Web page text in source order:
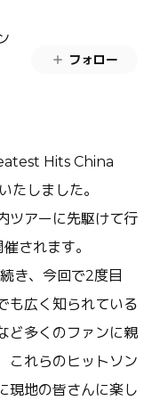
フォロー
Hits China
しました。
ツアーに先駆けて行
されます。
き、今回で2度目
も広く知られている
ど多くのファンに親
これらのヒットソン
現地の皆さんに楽し